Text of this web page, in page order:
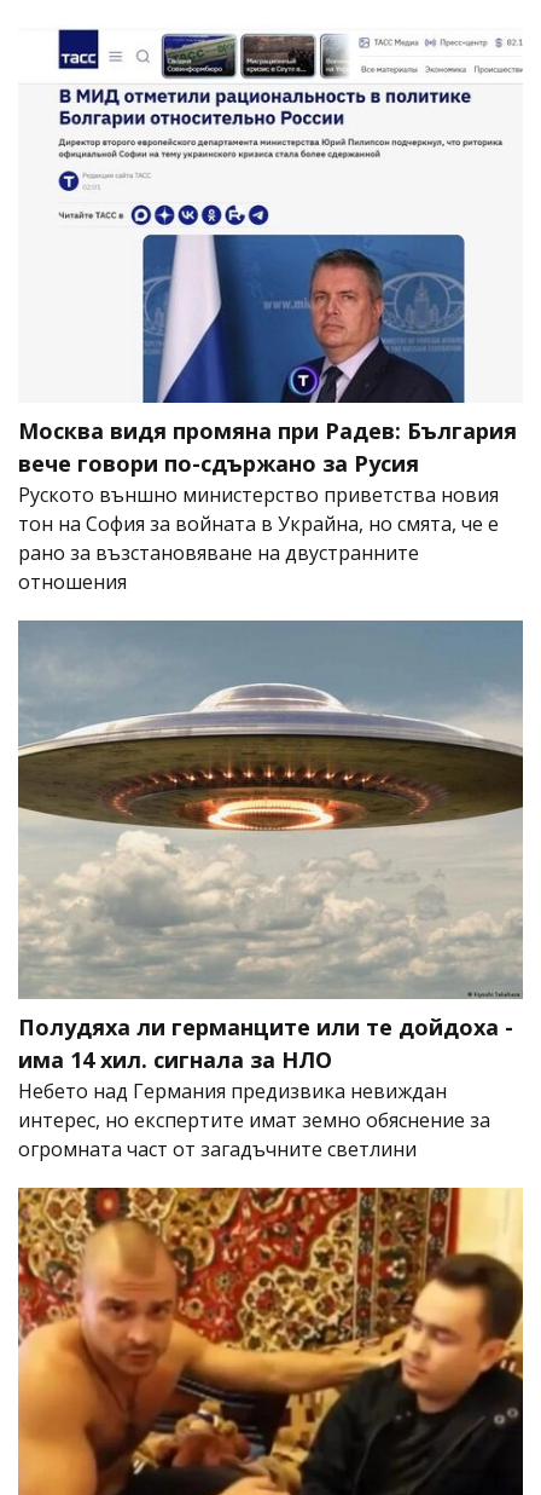
Москва видя промяна при Радев: България
вече говори по-сдържано за Русия
Руското външно министерство приветства новия
тон на София за войната в Украйна, но смята, че е
рано за възстановяване на двустранните
отношения
Полудяха ли германците или те дойдоха -
има 14 хил. сигнала за НЛО
Небето над Германия предизвика невиждан
интерес, но експертите имат земно обяснение за
огромната част от загадъчните светлини